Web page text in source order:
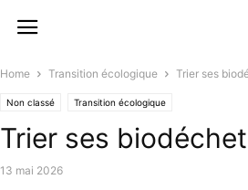
Home Transition écologique Trier ses
Non classé Transition écologique
Trier ses
13 mai 2026